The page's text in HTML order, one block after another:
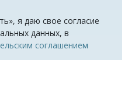
я даю свое согласие
данных, в
соглашением